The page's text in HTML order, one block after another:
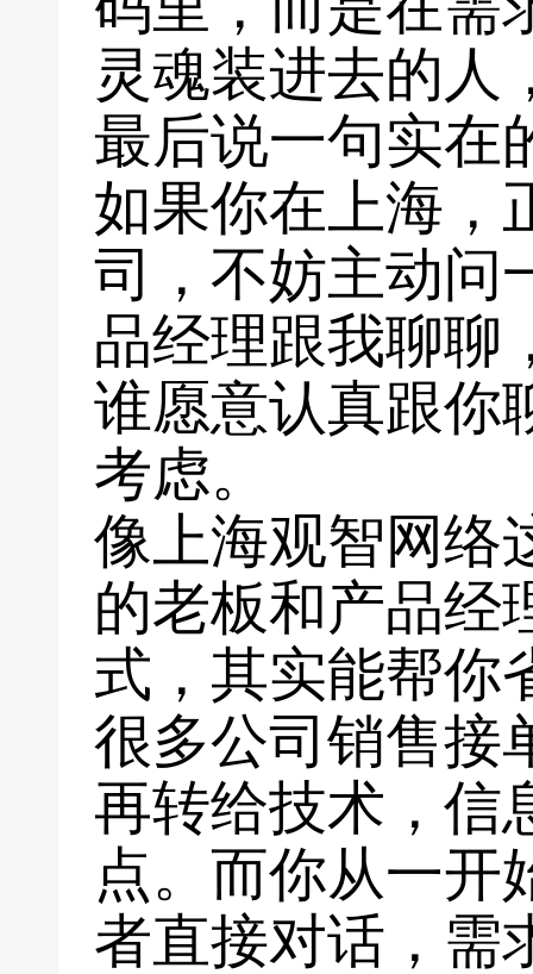
灵魂装进去的人
最后说一句实在
如果你在上海，
司，不妨主动问
品经理跟我聊聊
谁愿意认真跟你
考虑。
像上海观智网络
的老板和产品经
式，其实能帮你
很多公司销售接
再转给技术，信
点。而你从一开
者直接对话，需